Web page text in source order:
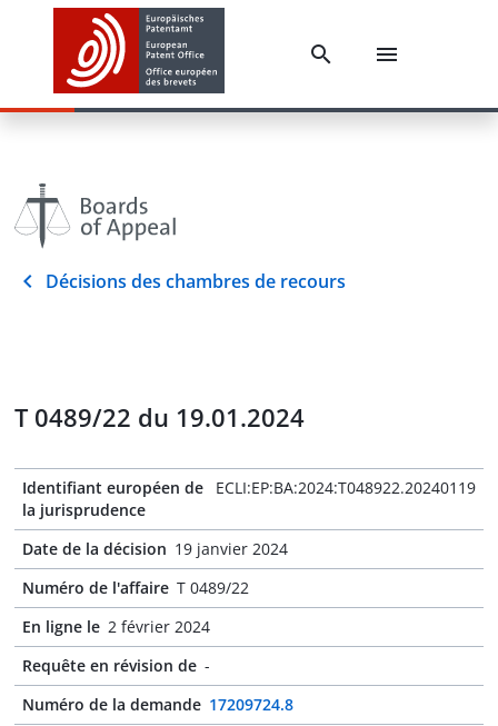
Décisions des chambres de recours
T 0489/22 du 19.01.2024
Identifiant européen de
la jurisprudence
ECLI:EP:BA:2024:T048922.20240119
Date de la décision 19 janvier 2024
Numéro de l'affaire T 0489/22
En ligne le 2 février 2024
Requête en révision de -
Numéro de la demande 17209724.8